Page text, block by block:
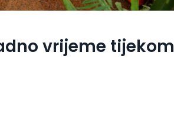
vrijeme tijekom